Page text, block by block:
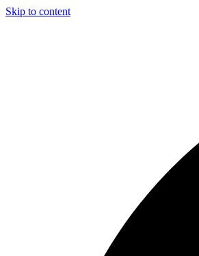
Skip to content